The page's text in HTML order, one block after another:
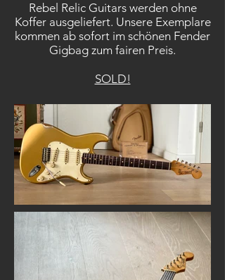
Rebel Relic Guitars werden ohne
Koffer ausgeliefert. Unsere Exemplare
kommen ab sofort im schönen Fender
Gigbag zum fairen Preis.
SOLD!